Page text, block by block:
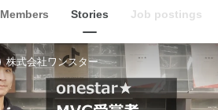
Members Stories Job postings
株式会社ワンスター